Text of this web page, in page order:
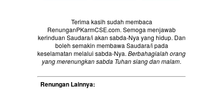
Terima kasih sudah membaca
RenunganPKarmCSE.com. Semoga menjawab
kerinduan Saudara/i akan sabda-Nya yang hidup. Dan
boleh semakin membawa Saudara/i pada
keselamatan melalui sabda-Nya. Berbahagialah orang
yang merenungkan sabda Tuhan siang dan malam.
Renungan Lainnya: